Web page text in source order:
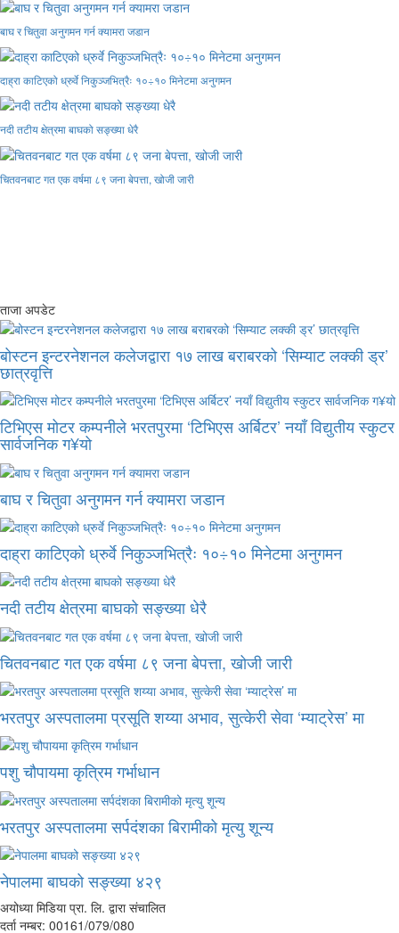
बाघ र चितुवा अनुगमन गर्न क्यामरा जडान
दाह्रा काटिएको ध्रुर्वे निकुञ्जभित्रैः १०÷१० मिनेटमा अनुगमन
नदी तटीय क्षेत्रमा बाघको सङ्ख्या धेरै
चितवनबाट गत एक वर्षमा ८९ जना बेपत्ता, खोजी जारी
ताजा अपडेट
बोस्टन इन्टरनेशनल कलेजद्वारा १७ लाख बराबरको ‘सिम्याट लक्की ड्र’
छात्रवृत्ति
टिभिएस मोटर कम्पनीले भरतपुरमा ‘टिभिएस अर्बिटर’ नयाँ विद्युतीय स्कुटर
सार्वजनिक ग¥यो
बाघ र चितुवा अनुगमन गर्न क्यामरा जडान
दाह्रा काटिएको ध्रुर्वे निकुञ्जभित्रैः १०÷१० मिनेटमा अनुगमन
नदी तटीय क्षेत्रमा बाघको सङ्ख्या धेरै
चितवनबाट गत एक वर्षमा ८९ जना बेपत्ता, खोजी जारी
भरतपुर अस्पतालमा प्रसूति शय्या अभाव, सुत्केरी सेवा ‘म्याट्रेस’ मा
पशु चौपायमा कृत्रिम गर्भाधान
भरतपुर अस्पतालमा सर्पदंशका बिरामीको मृत्यु शून्य
नेपालमा बाघको सङ्ख्या ४२९
अयोध्या मिडिया प्रा. लि. द्वारा संचालित
दर्ता नम्बर: 00161/079/080